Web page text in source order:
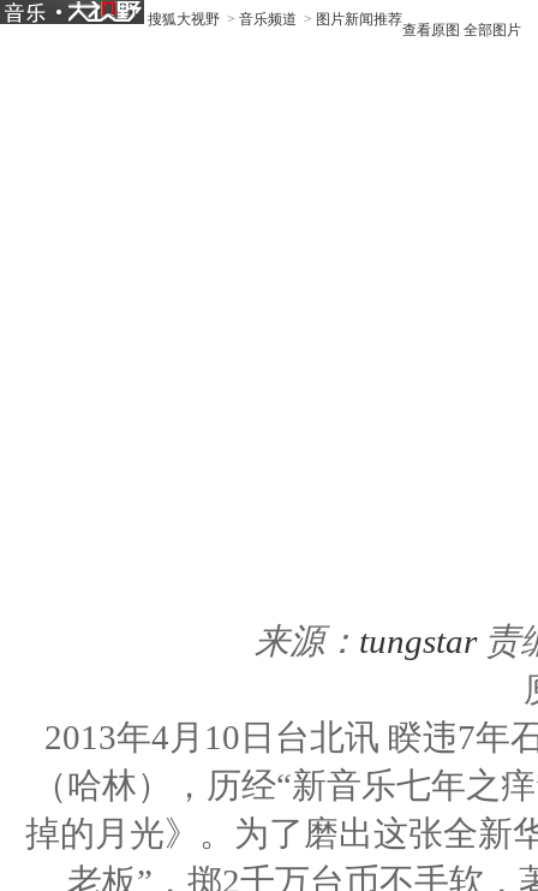
搜狐大视野 > 音乐频道 > 图片新闻推荐
查看原图 全部图片
来源： tungstar 责
2013年4月10日台北讯 睽违7年
（哈林），历经“新音乐七年之
掉的月光》。为了磨出这张全新
老板”，掷2千万台币不手软